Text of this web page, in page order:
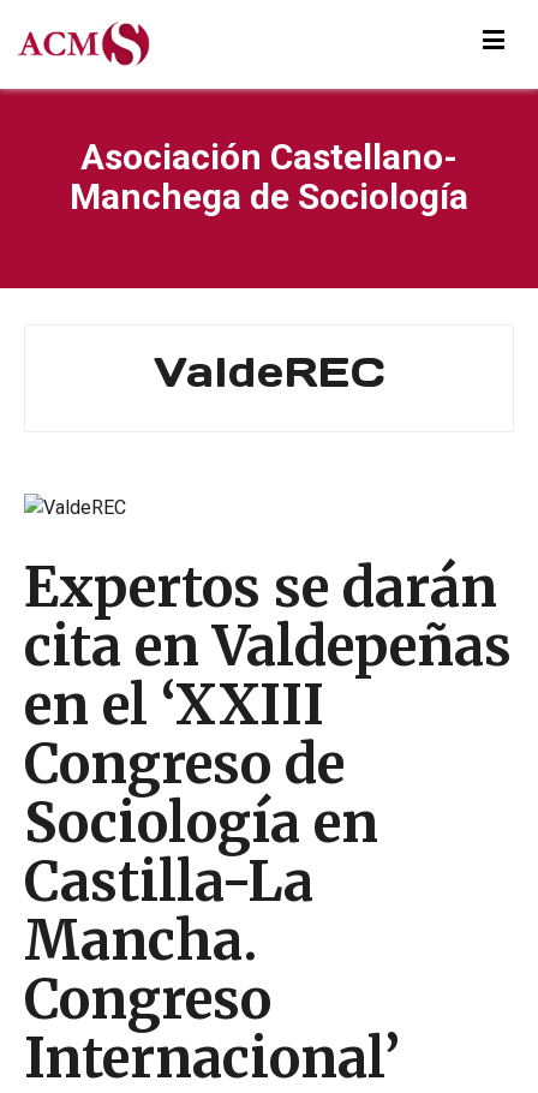
Asociación Castellano-
Manchega de Sociología
ValdeREC
Expertos se darán
cita en Valdepeñas
en el ‘XXIII
Congreso de
Sociología en
Castilla-La
Mancha.
Congreso
Internacional’